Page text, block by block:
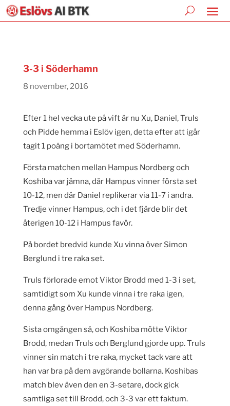
3-3 i Söderhamn
8 november, 2016
Efter 1 hel vecka ute på vift är nu Xu, Daniel, Truls
och Pidde hemma i Eslöv igen, detta efter att igår
tagit 1 poäng i bortamötet med Söderhamn.
Första matchen mellan Hampus Nordberg och
Koshiba var jämna, där Hampus vinner första set
10-12, men där Daniel replikerar via 11-7 i andra.
Tredje vinner Hampus, och i det fjärde blir det
återigen 10-12 i Hampus favör.
På bordet bredvid kunde Xu vinna över Simon
Berglund i tre raka set.
Truls förlorade emot Viktor Brodd med 1-3 i set,
samtidigt som Xu kunde vinna i tre raka igen,
denna gång över Hampus Nordberg.
Sista omgången så, och Koshiba mötte Viktor
Brodd, medan Truls och Berglund gjorde upp. Truls
vinner sin match i tre raka, mycket tack vare att
han var bra på dem avgörande bollarna. Koshibas
match blev även den en 3-setare, dock gick
samtliga set till Brodd, och 3-3 var ett faktum.